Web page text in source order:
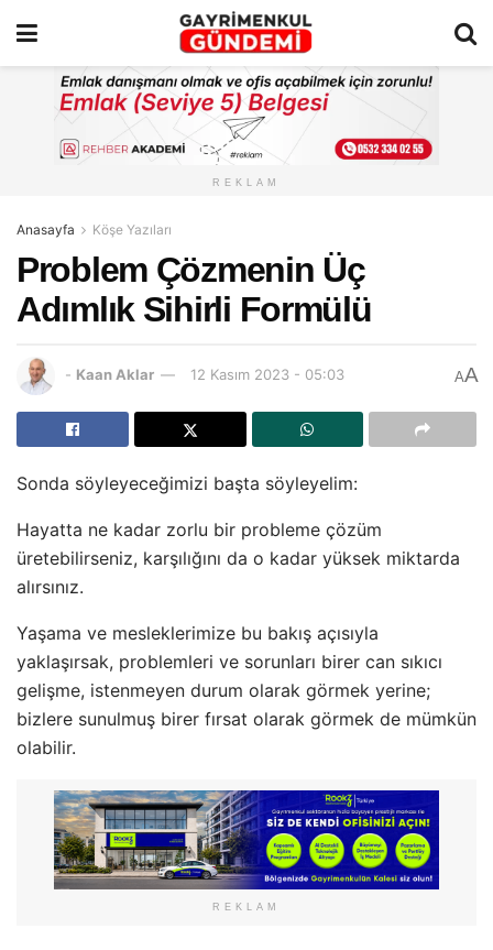
REKLAM
Anasayfa Köşe Yazıları
Problem Çözmenin Üç
Adımlık Sihirli Formülü
- Kaan Aklar 12 Kasım 2023 - 05:03 AA
Sonda söyleyeceğimizi başta söyleyelim:
Hayatta ne kadar zorlu bir probleme çözüm
üretebilirseniz, karşılığını da o kadar yüksek miktarda
alırsınız.
Yaşama ve mesleklerimize bu bakış açısıyla
yaklaşırsak, problemleri ve sorunları birer can sıkıcı
gelişme, istenmeyen durum olarak görmek yerine;
bizlere sunulmuş birer fırsat olarak görmek de mümkün
olabilir.
REKLAM